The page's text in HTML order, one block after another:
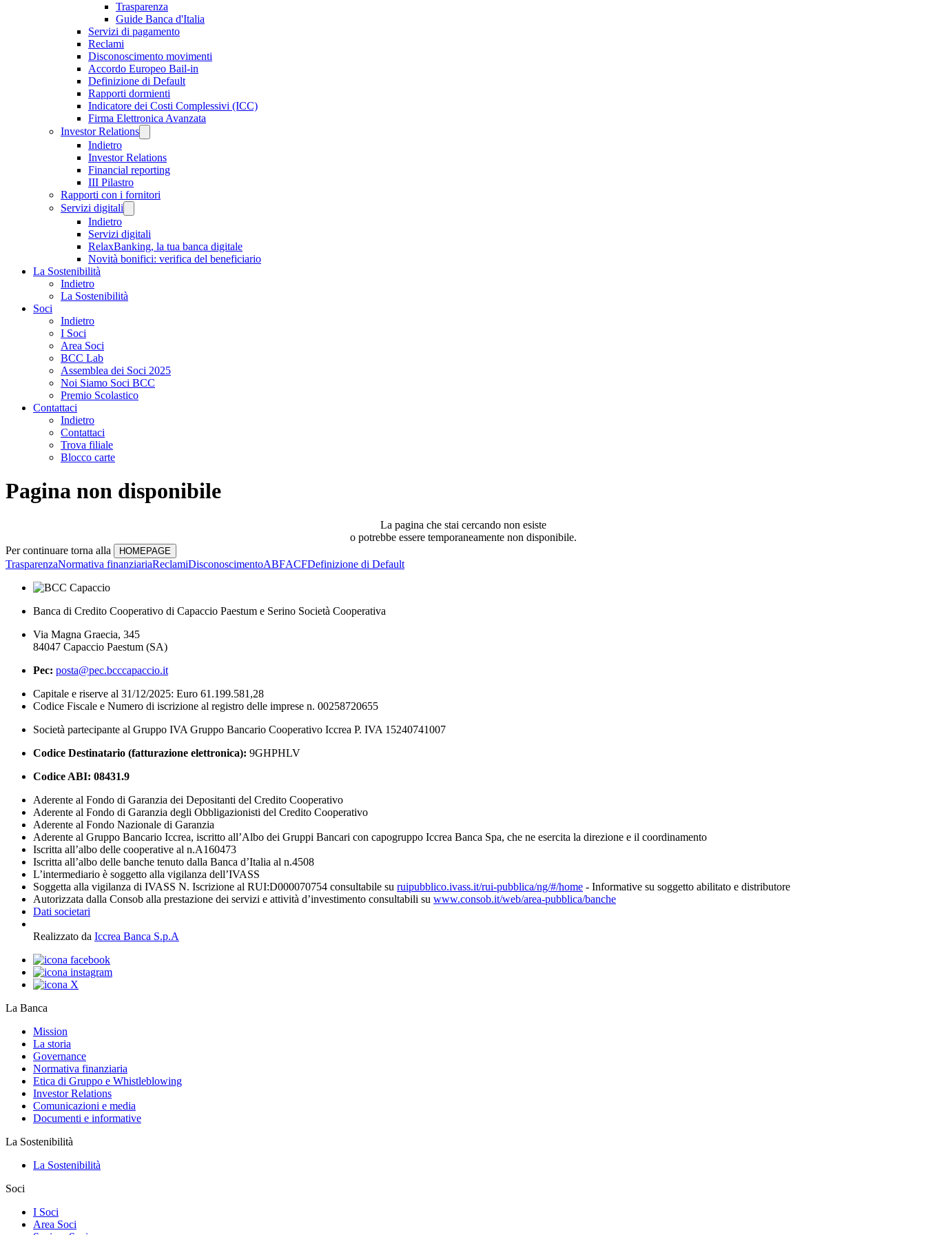
Trasparenza
Guide Banca d'Italia
Servizi di pagamento
Reclami
Disconoscimento movimenti
Accordo Europeo Bail-in
Definizione di Default
Rapporti dormienti
Indicatore dei Costi Complessivi (ICC)
Firma Elettronica Avanzata
Investor Relations
Indietro
Investor Relations
Financial reporting
III Pilastro
Rapporti con i fornitori
Servizi digitali
Indietro
Servizi digitali
RelaxBanking, la tua banca digitale
Novità bonifici: verifica del beneficiario
La Sostenibilità
Indietro
La Sostenibilità
Soci
Indietro
I Soci
Area Soci
BCC Lab
Assemblea dei Soci 2025
Noi Siamo Soci BCC
Premio Scolastico
Contattaci
Indietro
Contattaci
Trova filiale
Blocco carte
Pagina non disponibile
La pagina che stai cercando non esiste
o potrebbe essere temporaneamente non disponibile.
Per continuare torna alla
TrasparenzaNormativa finanziariaReclamiDisconoscimentoABFACFDefinizione di Default
Banca di Credito Cooperativo di Capaccio Paestum e Serino Società Cooperativa
Via Magna Graecia, 345
84047 Capaccio Paestum (SA)
Pec: posta@pec.bcccapaccio.it
Capitale e riserve al 31/12/2025: Euro 61.199.581,28
Codice Fiscale e Numero di iscrizione al registro delle imprese n. 00258720655
Società partecipante al Gruppo IVA Gruppo Bancario Cooperativo Iccrea P. IVA 15240741007
Codice Destinatario (fatturazione elettronica): 9GHPHLV
Codice ABI: 08431.9
Aderente al Fondo di Garanzia dei Depositanti del Credito Cooperativo
Aderente al Fondo di Garanzia degli Obbligazionisti del Credito Cooperativo
Aderente al Fondo Nazionale di Garanzia
Aderente al Gruppo Bancario Iccrea, iscritto all’Albo dei Gruppi Bancari con capogruppo Iccrea Banca Spa, che ne esercita la direzione e il coordinamento
Iscritta all’albo delle cooperative al n.A160473
Iscritta all’albo delle banche tenuto dalla Banca d’Italia al n.4508
L’intermediario è soggetto alla vigilanza dell’IVASS
Soggetta alla vigilanza di IVASS N. Iscrizione al RUI:D000070754 consultabile su ruipubblico.ivass.it/rui-pubblica/ng/#/home - Informative su soggetto abilitato e distributore
Autorizzata dalla Consob alla prestazione dei servizi e attività d’investimento consultabili su www.consob.it/web/area-pubblica/banche
Dati societari
Realizzato da Iccrea Banca S.p.A
La Banca
Mission
La storia
Governance
Normativa finanziaria
Etica di Gruppo e Whistleblowing
Investor Relations
Comunicazioni e media
Documenti e informative
La Sostenibilità
La Sostenibilità
Soci
I Soci
Area Soci